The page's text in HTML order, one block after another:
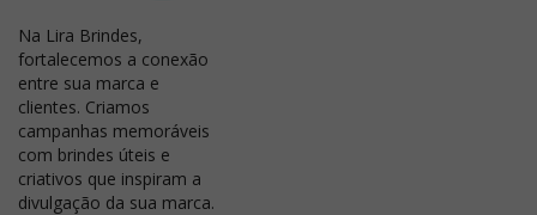
Na Lira Brindes,
fortalecemos a conexão
entre sua marca e
clientes. Criamos
campanhas memoráveis
com brindes úteis e
criativos que inspiram a
divulgação da sua marca.